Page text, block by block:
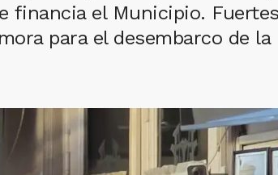
financia el Municipio.
para el desembarco de